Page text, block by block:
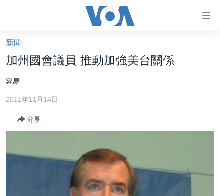
礙
鏈
接
跳
轉
容
轉
美國大選2024
港澳
台灣
美中關係
新聞自由
新聞
加州國會議員 推動加強美台關係
容易
2011年11月14日
分享